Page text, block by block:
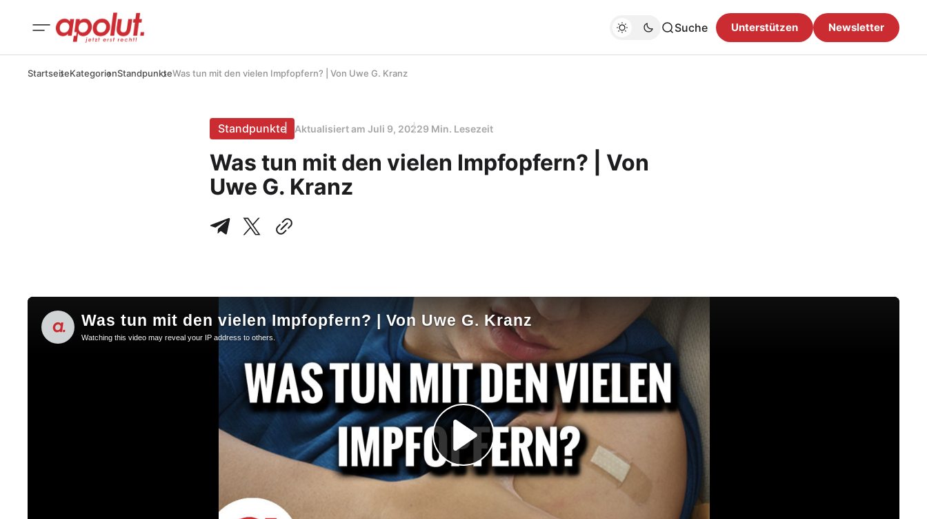
Suche Unterstützen Newsletter
StartseiteKategorienStandpunkteWas tun mit den vielen Impfopfern? | Von Uwe G. Kranz
Standpunkte Aktualisiert am Juli 9, 20229 Min. Lesezeit
Was tun mit den vielen Impfopfern? | Von
Uwe G. Kranz